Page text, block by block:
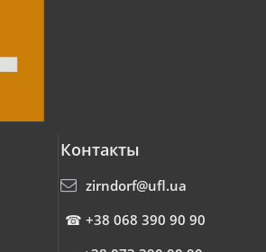
Контакты
zirndorf@ufl.ua
☎ +38 068 390 90 90